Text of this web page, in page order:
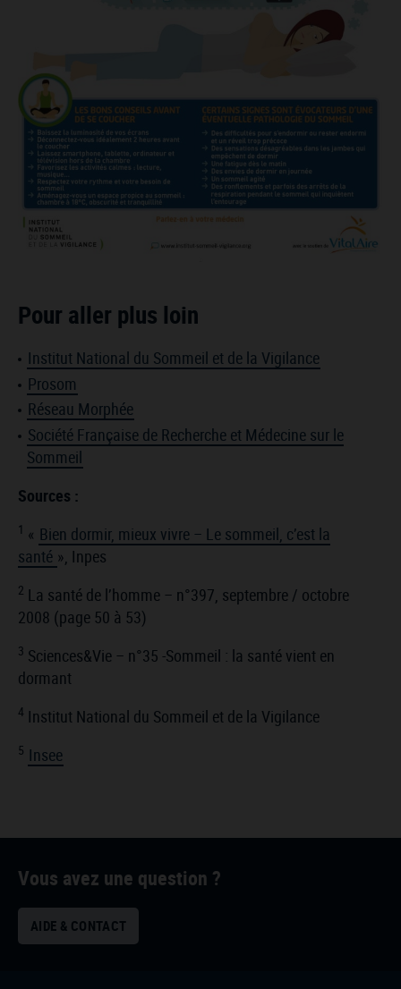
Pour aller plus loin
Institut National du Sommeil et de la Vigilance
Prosom
Réseau Morphée
Société Française de Recherche et Médecine sur le
Sommeil
Sources :
1 « Bien dormir, mieux vivre – Le sommeil, c’est la
santé », Inpes
2 La santé de l’homme – n°397, septembre / octobre
2008 (page 50 à 53)
3 Sciences&Vie – n°35 -Sommeil : la santé vient en
dormant
4 Institut National du Sommeil et de la Vigilance
5 Insee
Vous avez une question ?
AIDE & CONTACT